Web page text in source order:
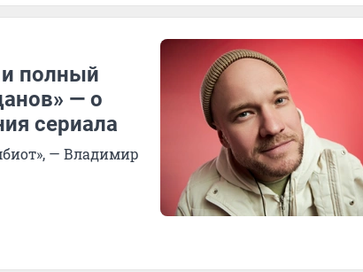
полный
— о
сериала
— Владимир